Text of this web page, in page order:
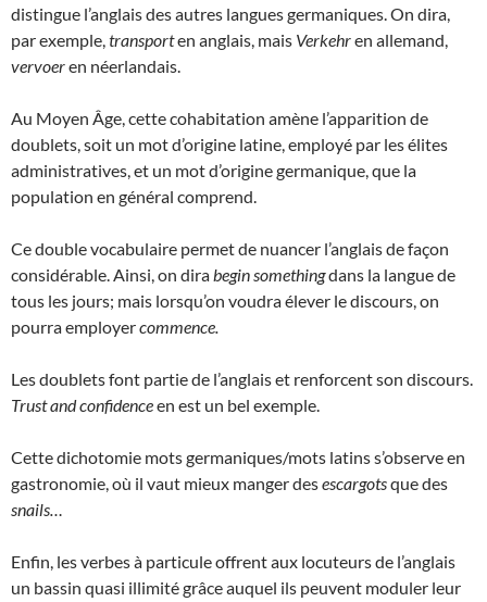
distingue l’anglais des autres langues germaniques. On dira,
par exemple,transporten anglais, mais Verkehren allemand,
vervoeren néerlandais.
Au Moyen Âge, cette cohabitation amène l’apparition de
doublets, soit un mot d’origine latine, employé par les élites
administratives, et un mot d’origine germanique, que la
population en général comprend.
Ce double vocabulaire permet de nuancer l’anglais de façon
considérable. Ainsi, on dirabeginsomethingdans la langue de
tous les jours; mais lorsqu’on voudra élever le discours, on
pourra employercommence.
Les doublets font partie de l’anglais et renforcent son discours.
Trust and confidenceen est un bel exemple.
Cette dichotomie mots germaniques/mots latins s’observe en
gastronomie, où il vaut mieux manger desescargotsque des
snails…
Enfin, les verbes à particule offrent aux locuteurs de l’anglais
un bassin quasi illimité grâce auquel ils peuvent moduler leur